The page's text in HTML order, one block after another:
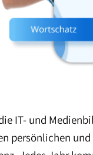
IT- und
persönlichen